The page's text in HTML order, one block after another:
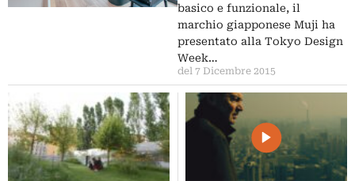
basico e funzionale, il
marchio giapponese Muji ha
presentato alla Tokyo Design
Week…
del 7 Dicembre 2015